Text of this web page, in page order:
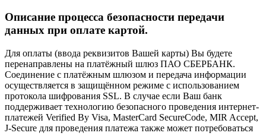
Описание процесса безопасности передачи
данных при оплате картой.
Для оплаты (ввода реквизитов Вашей карты) Вы будете
перенаправлены на платёжный шлюз ПАО СБЕРБАНК.
Соединение с платёжным шлюзом и передача информации
осуществляется в защищённом режиме с использованием
протокола шифрования SSL. В случае если Ваш банк
поддерживает технологию безопасного проведения интернет-
платежей Verified By Visa, MasterCard SecureCode, MIR Accept,
J-Secure для проведения платежа также может потребоваться